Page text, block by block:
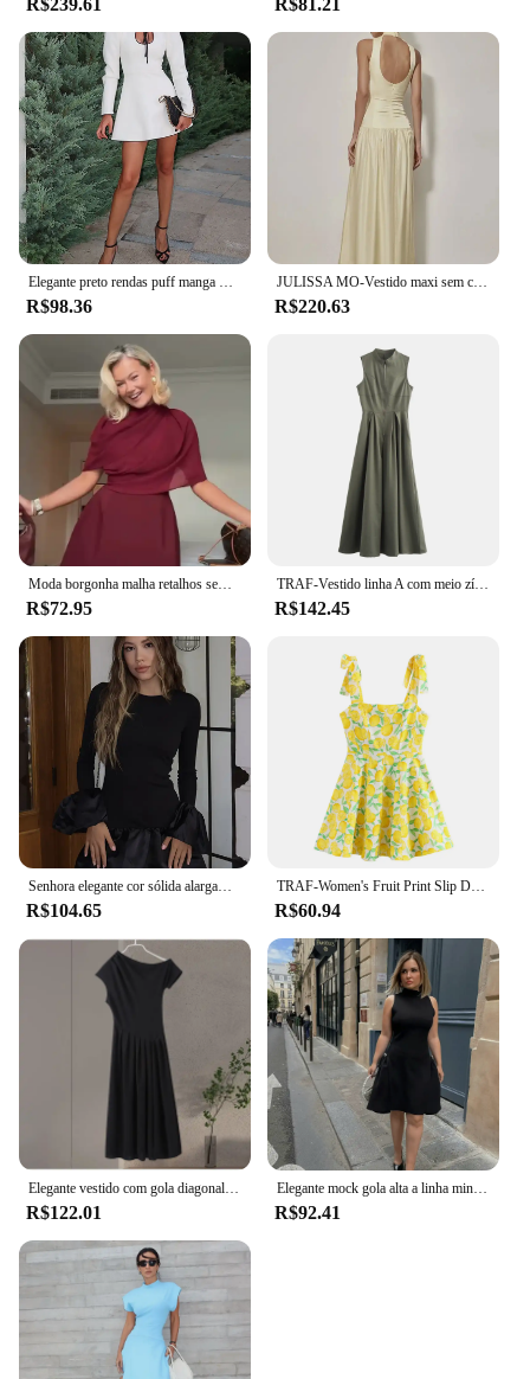
R$239.61 R$81.21
Elegante preto rendas puff manga mini vestido feminino moda gola de cintura alta a linha vestidos outono nova rua partywear
R$98.36
JULISSA MO-Vestido maxi sem costas para mulheres, patchwork sexy, amarelo sem mangas, gola redonda, magro, elegante festa clubwear, verão
R$220.63
Moda borgonha malha retalhos sem costas mini vestido feminino elegante o pescoço sem mangas magro a linha vestidos outono novos roupões de festa
R$72.95
TRAF-Vestido linha A com meio zíper feminino, vestido casual feminino, gola redonda, sem mangas, plissado, fino, monocromático, rua alta, moda elegante
R$142.45
Senhora elegante cor sólida alargamento manga longa mini vestido chique o pescoço magro vestidos curtos 2024 nova mulher alta rua festa vestidos
R$104.65
TRAF-Women's Fruit Print Slip Dress, Sem mangas, Sem encosto, Mini, Amarelo, Curto, Praia, Feriado, Verão
R$60.94
R$122.01
Elegante mock gola alta a linha mini vestido moda sem mangas fino ajuste cintura alta plissado vestidos femininos senhoras chiques roupões de festa
R$92.41